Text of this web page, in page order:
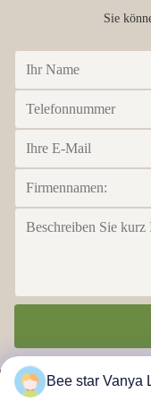
Sie
Bee star Vanya